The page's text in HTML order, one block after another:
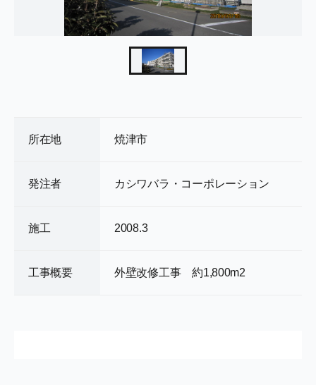
所在地 焼津市
発注者 カシワバラ・コーポレーション
施工 2008.3
工事概要 外壁改修工事 約1,800m2